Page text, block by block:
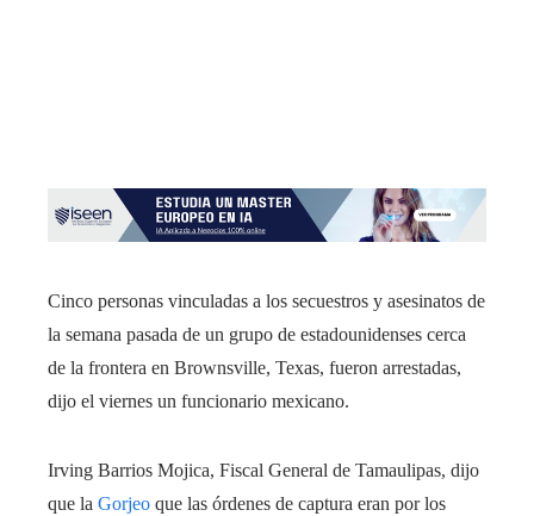
Cinco personas vinculadas a los secuestros y asesinatos de
la semana pasada de un grupo de estadounidenses cerca
de la frontera en Brownsville, Texas, fueron arrestadas,
dijo el viernes un funcionario mexicano.
Irving Barrios Mojica, Fiscal General de Tamaulipas, dijo
que la Gorjeo que las órdenes de captura eran por los